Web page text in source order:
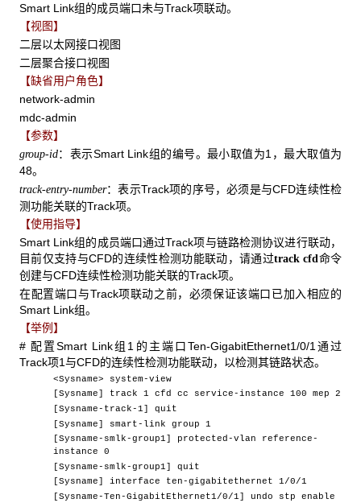
Smart Link组的成员端口未与Track项联动。
【视图】
二层以太网接口视图
二层聚合接口视图
【缺省用户角色】
network-admin
mdc-admin
【参数】
group-id：表示Smart Link组的编号。最小取值为1，最大取值为
48。
track-entry-number：表示Track项的序号，必须是与CFD连续性检
测功能关联的Track项。
【使用指导】
Smart Link组的成员端口通过Track项与链路检测协议进行联动，
目前仅支持与CFD的连续性检测功能联动，请通过track cfd 命令
创建与CFD连续性检测功能关联的Track项。
在配置端口与Track项联动之前，必须保证该端口已加入相应的
Smart Link组。
【举例】
# 配置Smart Link组1的主端口Ten-GigabitEthernet1/0/1通过
Track项1与CFD的连续性检测功能联动，以检测其链路状态。
<Sysname> system-view
[Sysname] track 1 cfd cc service-instance 100 mep 2
[Sysname-track-1] quit
[Sysname] smart-link group 1
[Sysname-smlk-group1] protected-vlan reference-
instance 0
[Sysname-smlk-group1] quit
[Sysname] interface ten-gigabitethernet 1/0/1
[Sysname-Ten-GigabitEthernet1/0/1] undo stp enable